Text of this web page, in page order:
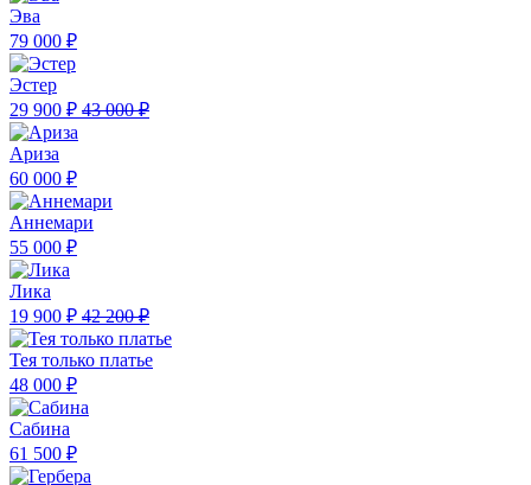
Эва
79 000 ₽
Эстер
29 900 ₽ 43 000 ₽
Ариза
60 000 ₽
Аннемари
55 000 ₽
Лика
19 900 ₽ 42 200 ₽
Тея только платье
48 000 ₽
Сабина
61 500 ₽